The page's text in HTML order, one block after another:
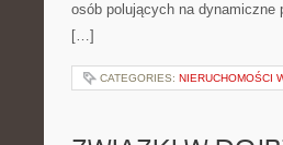
osób polujących na dynamiczne
[…]
CATEGORIES: NIERUCHOMOŚCI